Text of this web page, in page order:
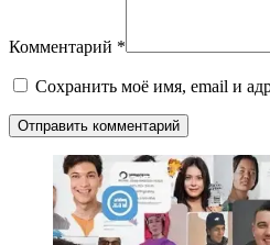
Комментарий *
Сохранить моё имя, email и